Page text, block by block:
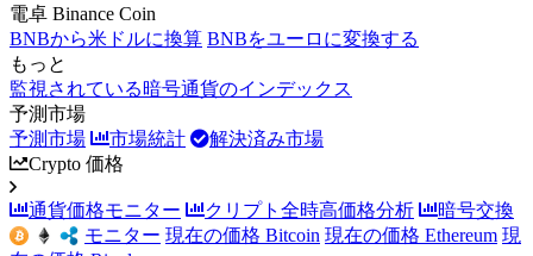
電卓 Binance Coin
BNBから米ドルに換算 BNBをユーロに変換する
もっと
監視されている暗号通貨のインデックス
予測市場
予測市場
市場統計
解決済み市場
Crypto 価格
通貨価格モニター クリプト全時高価格分析
暗号交換
モニター 現在の価格 Bitcoin 現在の価格 Ethereum 現